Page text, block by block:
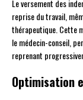
Le versement des
reprise du travail,
thérapeutique. Cette
le médecin-conseil,
reprenant
Optimisation